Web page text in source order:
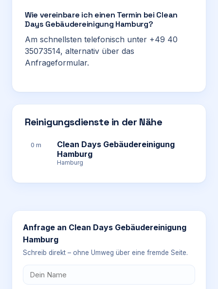
Wie vereinbare ich einen Termin bei Clean
Days Gebäudereinigung Hamburg?
Am schnellsten telefonisch unter +49 40
35073514, alternativ über das
Anfrageformular.
Reinigungsdienste in der Nähe
0 m
Clean Days Gebäudereinigung
Hamburg
Hamburg
Anfrage an Clean Days Gebäudereinigung
Hamburg
Schreib direkt – ohne Umweg über eine fremde Seite.